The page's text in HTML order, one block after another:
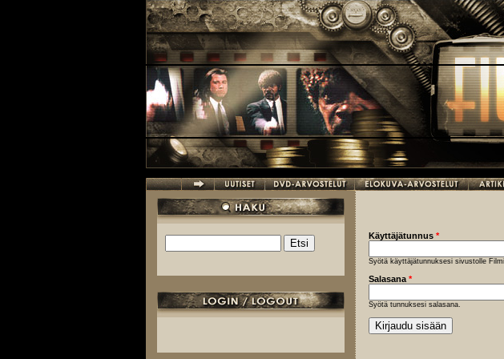
Hakulomake
Käyttäjätunnus *
Syötä käyttäjätunnuksesi sivustolle
Salasana *
Syötä tunnuksesi salasana.